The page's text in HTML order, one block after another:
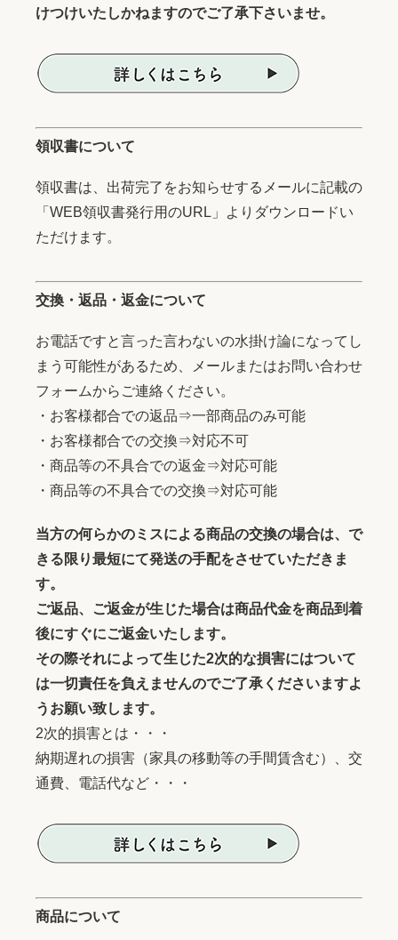
けつけいたしかねますのでご了承下さいませ。
領収書について
領収書は、出荷完了をお知らせするメールに記載の
「WEB領収書発行用のURL」よりダウンロードい
ただけます。
交換・返品・返金について
お電話ですと言った言わないの水掛け論になってし
まう可能性があるため、メールまたはお問い合わせ
フォームからご連絡ください。
・お客様都合での返品⇒一部商品のみ可能
・お客様都合での交換⇒対応不可
・商品等の不具合での返金⇒対応可能
・商品等の不具合での交換⇒対応可能
当方の何らかのミスによる商品の交換の場合は、で
きる限り最短にて発送の手配をさせていただきま
す。
ご返品、ご返金が生じた場合は商品代金を商品到着
後にすぐにご返金いたします。
その際それによって生じた2次的な損害にはついて
は一切責任を負えませんのでご了承くださいますよ
うお願い致します。
2次的損害とは・・・
納期遅れの損害（家具の移動等の手間賃含む）、交
通費、電話代など・・・
商品について